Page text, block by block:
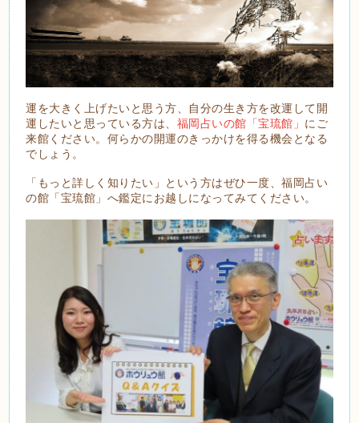
運を大きく上げたいと思う方、自分の生き方を改運して開
運したいと思っている方は、 福岡占いの館「宝琉館」 にご
来館ください。何らかの開運のきっかけを得る機会となる
でしょう。
「もっと詳しく知りたい」という方はぜひ一度、福岡占い
の館「宝琉館」へ鑑定にお越しになってみてください。